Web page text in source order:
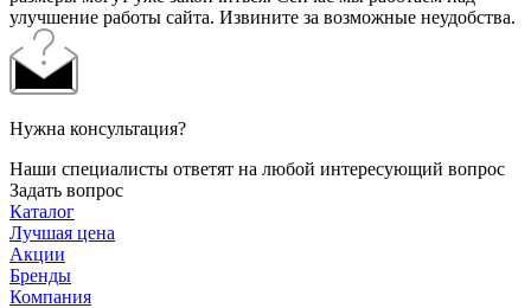
улучшение работы сайта. Извините за возможные неудобства.
Нужна консультация?
Наши специалисты ответят на любой интересующий вопрос
Задать вопрос
Каталог
Лучшая цена
Акции
Бренды
Компания